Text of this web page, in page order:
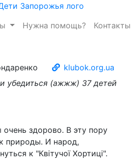
Нужна помощь? Контакты
klubok.org.ua
убедиться (ажжж) 37 детей
здорово. В эту пору
природы. И народ,
к "Квітучої Хортиці".